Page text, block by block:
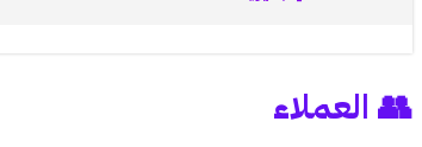
👥 العملاء